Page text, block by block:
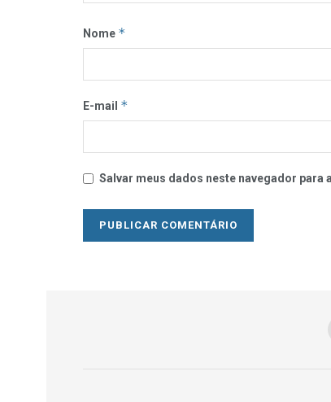
Nome *
E-mail *
Salvar meus dados neste navegador para